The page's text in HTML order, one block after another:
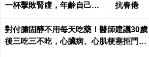
一杯擊敗腎虛，年齡自己決
抗春倦
對付膽固醇不用每天吃藥！醫師建議30歲
後三吃三不吃，心臟病、心肌梗塞拒門外